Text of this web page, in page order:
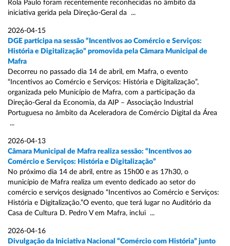
Rola Paulo foram recentemente reconhecidas no âmbito da
iniciativa gerida pela Direção-Geral da ...
2026-04-15
DGE participa na sessão “Incentivos ao Comércio e Serviços:
História e Digitalização” promovida pela Câmara Municipal de
Mafra
Decorreu no passado dia 14 de abril, em Mafra, o evento
“Incentivos ao Comércio e Serviços: História e Digitalização”,
organizada pelo Município de Mafra, com a participação da
Direção-Geral da Economia, da AIP – Associação Industrial
Portuguesa no âmbito da Aceleradora de Comércio Digital da Área
...
2026-04-13
Câmara Municipal de Mafra realiza sessão: “Incentivos ao
Comércio e Serviços: História e Digitalização”
No próximo dia 14 de abril, entre as 15h00 e as 17h30, o
município de Mafra realiza um evento dedicado ao setor do
comércio e serviços designado “Incentivos ao Comércio e Serviços:
História e Digitalização.”O evento, que terá lugar no Auditório da
Casa de Cultura D. Pedro V em Mafra, inclui ...
2026-04-16
Divulgação da Iniciativa Nacional “Comércio com História” junto